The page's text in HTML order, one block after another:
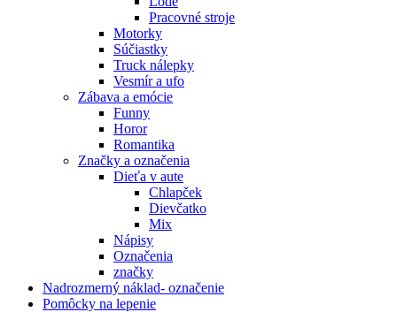
Pracovné stroje
Motorky
Súčiastky
Truck nálepky
Vesmír a ufo
Zábava a emócie
Funny
Horor
Romantika
Značky a označenia
Dieťa v aute
Chlapček
Dievčatko
Mix
Nápisy
Označenia
značky
Nadrozmerný náklad- označenie
Pomôcky na lepenie